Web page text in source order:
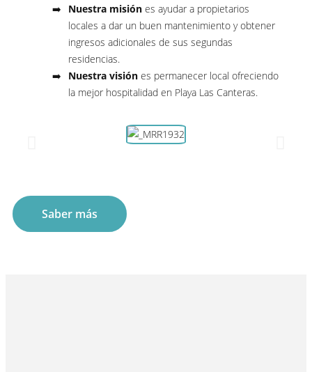
Nuestra misiónes ayudar a propietarios
locales a dar un buen mantenimiento y obtener
ingresos adicionales de sus segundas
residencias.
Nuestra visiónes permanecer local ofreciendo
la mejor hospitalidad en Playa Las Canteras.
Saber más